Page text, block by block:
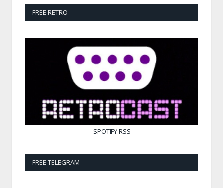
FREE RETRO
SPOTIFYRSS
FREE TELEGRAM